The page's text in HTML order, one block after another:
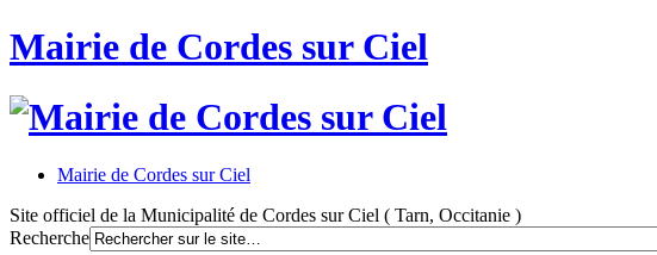
Mairie de Cordes sur Ciel
Mairie de Cordes sur Ciel
Site officiel de la Municipalité de Cordes sur Ciel ( Tarn, Occitanie )
Recherche